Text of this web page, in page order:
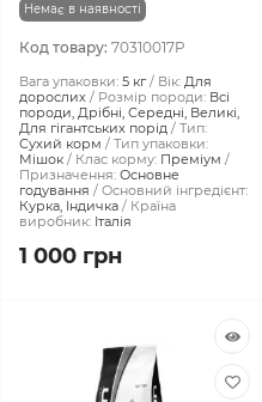
Немає в наявності
Код товару: 70310017P
Вага упаковки: 5 кг Вік: Для
дорослих
Розмір породи: Всі
породи, Дрібні, Середні, Великі,
Для гігантських порід
Тип:
Сухий корм
Тип упаковки:
Мішок
Клас корму: Преміум
Призначення: Основне
годування
Основний інгредієнт:
Курка, Індичка
Країна
виробник: Італія
1 000 грн